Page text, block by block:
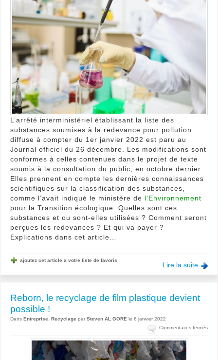
L’arrêté interministériel établissant la liste des
substances soumises à la redevance pour pollution
diffuse à compter du 1er janvier 2022 est paru au
Journal officiel du 26 décembre. Les modifications sont
conformes à celles contenues dans le projet de texte
soumis à la consultation du public, en octobre dernier.
Elles prennent en compte les dernières connaissances
scientifiques sur la classification des substances,
comme l’avait indiqué le ministère de l’Environnement
pour la Transition écologique. Quelles sont ces
substances et ou sont-elles utilisées ? Comment seront
perçues les redevances ? Et qui va payer ?
Explications dans cet article…
Lire la suite
ajoutez cet article a votre liste de favoris
Reborn, le recyclage de film plastique devient
possible !
Dans Entreprise, Recyclage par Steven AL GORE le 6 janvier 2022
Commentaires ferméssur